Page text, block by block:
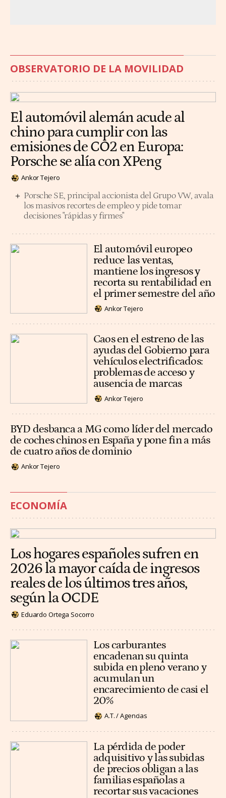
OBSERVATORIO DE LA MOVILIDAD
El automóvil alemán acude al
chino para cumplir con las
emisiones de CO2 en Europa:
Porsche se alía con XPeng
Ankor Tejero
Porsche SE, principal accionista del Grupo VW, avala
los masivos recortes de empleo y pide tomar
decisiones "rápidas y firmes"
El automóvil europeo
reduce las ventas,
mantiene los ingresos y
recorta su rentabilidad en
el primer semestre del año
Ankor Tejero
Caos en el estreno de las
ayudas del Gobierno para
vehículos electrificados:
problemas de acceso y
ausencia de marcas
Ankor Tejero
BYD desbanca a MG como líder del mercado
de coches chinos en España y pone fin a más
de cuatro años de dominio
Ankor Tejero
ECONOMÍA
Los hogares españoles sufren en
2026 la mayor caída de ingresos
reales de los últimos tres años,
según la OCDE
Eduardo Ortega Socorro
Los carburantes
encadenan su quinta
subida en pleno verano y
acumulan un
encarecimiento de casi el
20%
A.T. / Agencias
La pérdida de poder
adquisitivo y las subidas
de precios obligan a las
familias españolas a
recortar sus vacaciones